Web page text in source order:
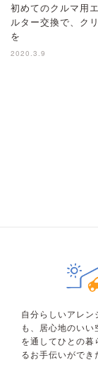
初めてのクルマ用
ルター交換で、ク
を
2020.3.9
自分らしいアレン
も、居心地のい
を通してひとの暮
るお手伝いができ